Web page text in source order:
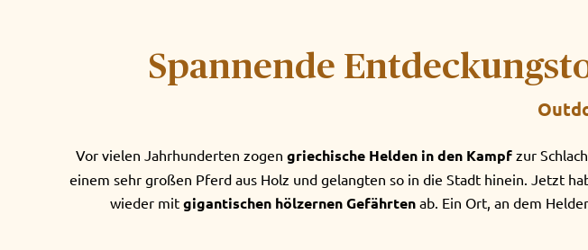
Spannende
Vor vielen Jahrhunderten zogen griechische Helden in den Kampfzur
einem sehr großen Pferd aus Holz und gelangten so in die Stadt hinein. Jetzt
wieder mit gigantischen hölzernen Gefährten ab. Ein Ort, an dem